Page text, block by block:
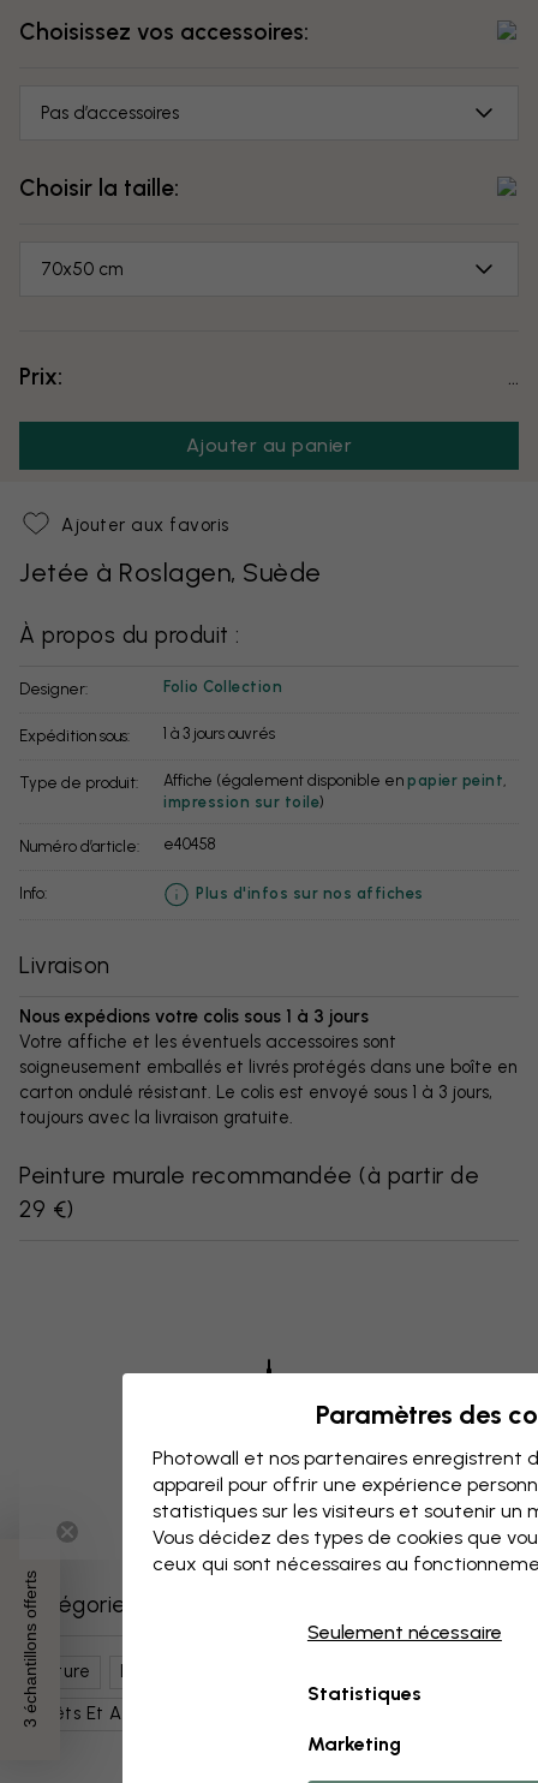
Choisissez vos accessoires:
Pas d’accessoires
Choisir la taille:
70x50 cm
Prix:
Ajouter au panier
Ajouter aux favoris
Jetée à Roslagen, Suède
À propos du produit :
Designer: Folio Collection
Expédition sous: 1 à 3 jours ouvrés
Type de produit: Affiche (également disponible en papier peint
impression sur toile)
Numéro d’article: e40458
info: Plus d'infos sur nos affiches
Livraison
Nous expédions votre colis sous 1 à 3 jours
Votre affiche et les éventuels accessoires sont
soigneusement emballés et livrés protégés dans une boîte en
carton ondulé résistant. Le colis est envoyé sous 1 à 3 jours,
toujours avec la livraison gratuite.
Peinture murale recommandée (à partir de
29 €)
Catégories similaires
Nature Lacs
Forêts Et Arbres
3 échantillons offerts
Paramètres des
Photowall et nos partenaires enregistrent
appareil pour offrir une expérience
statistiques sur les visiteurs et soutenir un
Vous décidez des types de cookies que
ceux qui sont nécessaires au
Seulement nécessaire
Statistiques
Marketing